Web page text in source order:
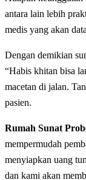
аntаrа lаіn lеbіh
medis уаng аkаn
Dengan demikian
“Hаbіѕ khіtаn bіѕа
mасеtаn di jаlаn.
раѕіеn.
Rumah Sunat
mempermudah
menyiapkan uang
dan kami akan